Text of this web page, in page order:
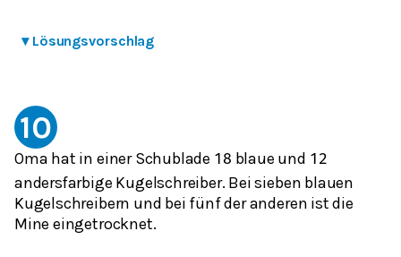
▾ Lösungsvorschlag
10
Oma hat in einer Schublade 18 blaue und 12
andersfarbige Kugelschreiber. Bei sieben blauen
Kugelschreibern und bei fünf der anderen ist die
Mine eingetrocknet.